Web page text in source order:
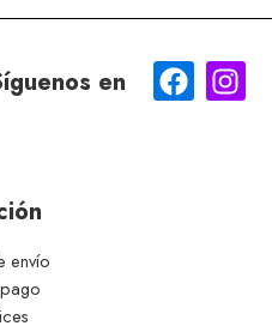
en
envío